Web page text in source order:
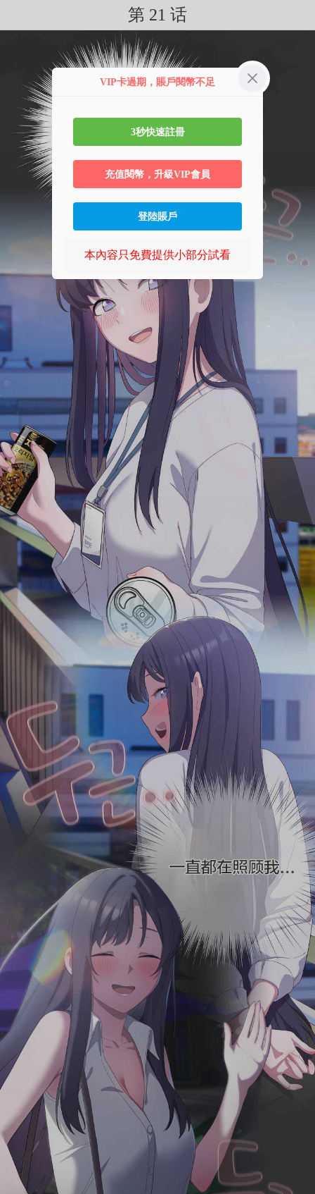
第 21 话
VIP卡過期，賬戶閱幣不足
3秒快速註冊
充值閱幣，升級VIP會員
登陸賬戶
本內容只免費提供小部分試看